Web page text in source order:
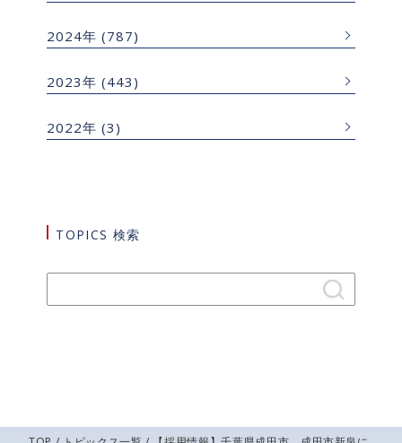
2024年 (787)
2023年 (443)
2022年 (3)
TOPICS 検索